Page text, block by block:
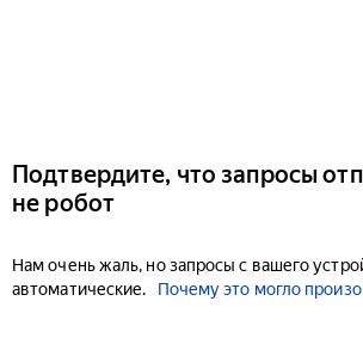
Подтвердите, что запросы
не робот
Нам очень жаль, но запросы с вашего
автоматические.
Почему это могло